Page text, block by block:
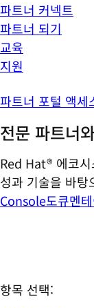
파트너 커넥트
파트너 되기
교육
지원
파트너 포털 액세
전문 파트너
Red Hat® 에코
성과 기술을 바탕
Console도큐멘
항목 선택: